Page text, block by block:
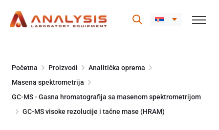
content
Početna Proizvodi
Analitička oprema
Masena spektrometrija
GC-MS - Gasna hromatografija sa masenom spektrometrijom
GC-MS visoke rezolucije i tačne mase (HRAM)